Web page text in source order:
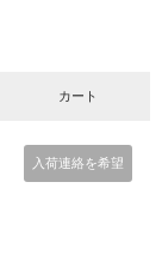
カート
入荷連絡を希望